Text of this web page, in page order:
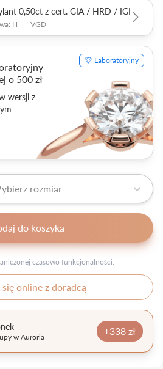
0,50ct z cert. GIA / HRD / IGI
H | VGD
Laboratoryjny
o 500 zł
wersji z
rozmiar
do koszyka
czasowo funkcjonalności:
online z doradcą
w Auroria +338 zł